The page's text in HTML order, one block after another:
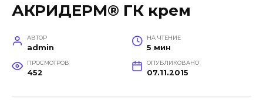
АКРИДЕРМ® ГК крем
АВТОР
admin
НА ЧТЕНИЕ
5 мин
ПРОСМОТРОВ
452
ОПУБЛИКОВАНО
07.11.2015